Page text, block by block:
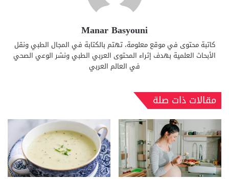
Manar Basyouni
كاتبة محتوى في موقع معلومة، تهتم بالكتابة في المجال الطبي ونقل
الأبحاث العلمية بهدف إثراء المحتوى العربي الطبي ونشر الوعي الصحي
في العالم العربي
مقالات ذات صلة